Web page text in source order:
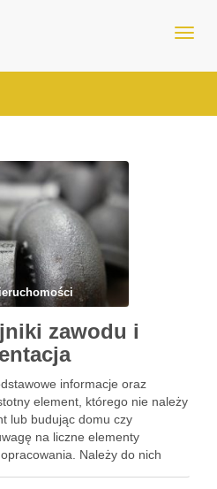
zawodu i
informacje oraz
element, którego nie należy
lub budując domu czy
na liczne elementy
Należy do nich